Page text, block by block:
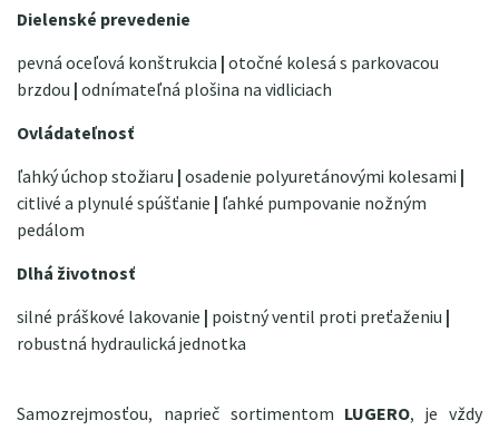
Dielenské prevedenie
pevná oceľová konštrukcia |otočné kolesá s parkovacou
brzdou |odnímateľná plošina na vidliciach
Ovládateľnosť
ľahký úchop stožiaru |osadenie polyuretánovými kolesami |
citlivé a plynulé spúšťanie | ľahké pumpovanie nožným
pedálom
Dlhá životnosť
silné práškové lakovanie | poistný ventil proti preťaženiu |
robustná hydraulická jednotka
Samozrejmosťou, naprieč sortimentom LUGERO, je vždy